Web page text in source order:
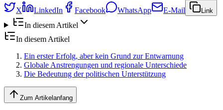
X LinkedIn Facebook WhatsApp E-Mail Link
In diesem Artikel
In diesem Artikel
Ein erster Erfolg, aber kein Grund zur Entwarnung
Globale Anstrengungen und regionale Unterschiede
Die Bedeutung der politischen Unterstützung
Zum Artikelanfang